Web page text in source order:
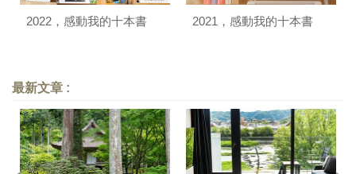
2022，感動我的十本書 2021，感動我的十本書
最新文章 :